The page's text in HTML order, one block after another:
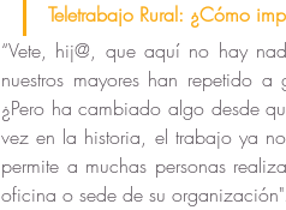
Teletrabajo Rural: ¿Cómo
“Vete, hij@, que aquí no hay
nuestros mayores han repetido
¿Pero ha cambiado algo desde
vez en la historia, el trabajo ya
permite a muchas personas
oficina o sede de su